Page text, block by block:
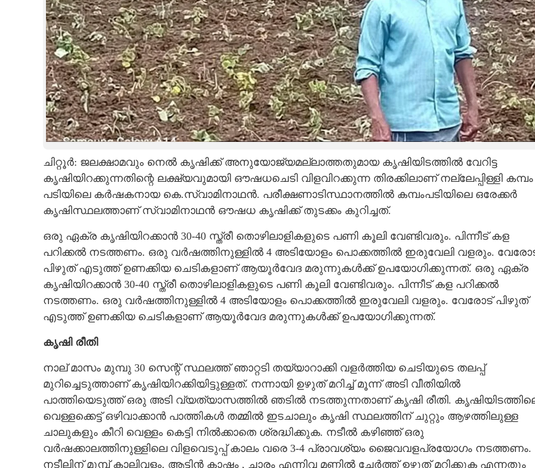
LIFESTYLE
SPIRITUAL
CARTOONS
LITERATURE
CONTACT US
ചിറ്റൂർ: ജലക്ഷാമവും നെൽ കൃഷിക്ക് അനുയോജ്യമല്ലാത്തതുമായ കൃഷിയിടത്തിൽ വേറിട്ട
കൃഷിയിറക്കുന്നതിന്റെ ലക്ഷ്യവുമായി ഔഷധചെടി വിളവിറക്കുന്ന തിരക്കിലാണ് നല്ലേപ്പിള്ളി കമ്പം
പടിയിലെ കർഷകനായ കെ.സ്വാമിനാഥൻ. പരീക്ഷണാടിസ്ഥാനത്തിൽ കമ്പംപടിയിലെ ഒരേക്കർ
കൃഷിസ്ഥലത്താണ് സ്വാമിനാഥൻ ഔഷധ കൃഷിക്ക് തുടക്കം കുറിച്ചത്.
ഒരു ഏക്ര കൃഷിയിറക്കാൻ 30-40 സ്ത്രീ തൊഴിലാളികളുടെ പണി കൂലി വേണ്ടിവരും. പിന്നീട് കള
പറിക്കൽ നടത്തണം. ഒരു വർഷത്തിനുള്ളിൽ 4 അടിയോളം പൊക്കത്തിൽ ഇരുവേലി വളരും.
പിഴുത് എടുത്ത് ഉണക്കിയ ചെടികളാണ് ആയൂർവേദ മരുന്നുകൾക്ക് ഉപയോഗിക്കുന്നത്. ഒരു ഏക്ര
കൃഷിയിറക്കാൻ 30-40 സ്ത്രീ തൊഴിലാളികളുടെ പണി കൂലി വേണ്ടിവരും. പിന്നീട് കള പറിക്കൽ
നടത്തണം. ഒരു വർഷത്തിനുള്ളിൽ 4 അടിയോളം പൊക്കത്തിൽ ഇരുവേലി വളരും. വേരോട് പിഴുത്
എടുത്ത് ഉണക്കിയ ചെടികളാണ് ആയൂർവേദ മരുന്നുകൾക്ക് ഉപയോഗിക്കുന്നത്.
കൃഷി രീതി
നാല് മാസം മുമ്പു 30 സെന്റ് സ്ഥലത്ത് ഞാറ്റടി തയ്യാറാക്കി വളർത്തിയ ചെടിയുടെ തലപ്പ്
മുറിച്ചെടുത്താണ് കൃഷിയിറക്കിയിട്ടുള്ളത്. നന്നായി ഉഴുത് മറിച്ച് മൂന്ന് അടി വീതിയിൽ
പാത്തിയെടുത്ത് ഒരു അടി വ്യത്യാസത്തിൽ ഞടിൽ നടത്തുന്നതാണ് കൃഷി രീതി.
വെള്ളക്കെട്ട് ഒഴിവാക്കാൻ പാത്തികൾ തമ്മിൽ ഇടചാലും കൃഷി സ്ഥലത്തിന് ചുറ്റും ആഴത്തിലുള്ള
ചാലുകളും കീറി വെള്ളം കെട്ടി നിൽക്കാതെ ശ്രദ്ധിക്കുക. നടീൽ കഴിഞ്ഞ് ഒരു
വർഷക്കാലത്തിനുള്ളിലെ വിളവെടുപ്പ് കാലം വരെ 3-4 പ്രാവശ്യം ജൈവവളപ്രയോഗം നടത്തണം.
നടീലിന് മുമ്പ് കാലിവളം, ആട്ടിൻ കാഷ്ടം , ചാരം എന്നിവ മണ്ണിൽ ചേർത്ത് ഉഴുത് മറിക്കുക എന്നതും